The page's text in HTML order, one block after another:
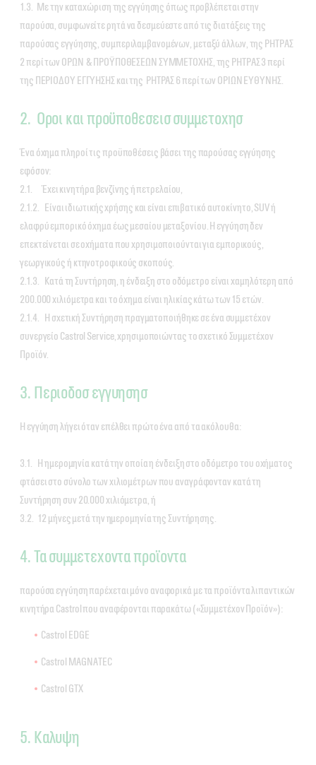
1.3. Με την καταχώριση της εγγύησης όπως προβλέπεται στην
παρούσα, συμφωνείτε ρητά να δεσμεύεστε από τις διατάξεις της
παρούσας εγγύησης, συμπεριλαμβανομένων, μεταξύ άλλων, της ΡΗΤΡΑΣ
2 περί των ΟΡΩΝ & ΠΡΟΫΠΟΘΕΣΕΩΝ ΣΥΜΜΕΤΟΧΗΣ, της ΡΗΤΡΑΣ 3 περί
της ΠΕΡΙΟΔΟΥ ΕΓΓΥΗΣΗΣ και της ΡΗΤΡΑΣ 6 περί των ΟΡΙΩΝ ΕΥΘΥΝΗΣ.
2. Οροι και προϋποθεσεισ συμμετοχησ
Ένα όχημα πληροί τις προϋποθέσεις βάσει της παρούσας εγγύησης
εφόσον:
2.1. Έχει κινητήρα βενζίνης ή πετρελαίου,
2.1.2. Είναι ιδιωτικής χρήσης και είναι επιβατικό αυτοκίνητο, SUV ή
ελαφρύ εμπορικό όχημα έως μεσαίου μεταξονίου. Η εγγύηση δεν
επεκτείνεται σε οχήματα που χρησιμοποιούνται για εμπορικούς,
γεωργικούς ή κτηνοτροφικούς σκοπούς.
2.1.3. Κατά τη Συντήρηση, η ένδειξη στο οδόμετρο είναι χαμηλότερη από
200.000 χιλιόμετρα και το όχημα είναι ηλικίας κάτω των 15 ετών.
2.1.4. Η σχετική Συντήρηση πραγματοποιήθηκε σε ένα συμμετέχον
συνεργείο Castrol Service, χρησιμοποιώντας το σχετικό Συμμετέχον
Προϊόν.
3. Περιοδοσ εγγυησησ
Η εγγύηση λήγει όταν επέλθει πρώτο ένα από τα ακόλουθα:
3.1. Η ημερομηνία κατά την οποία η ένδειξη στο οδόμετρο του οχήματος
φτάσει στο σύνολο των χιλιομέτρων που αναγράφονταν κατά τη
Συντήρηση συν 20.000 χιλιόμετρα, ή
3.2. 12 μήνες μετά την ημερομηνία της Συντήρησης.
4. Τα συμμετεχοντα προϊοντα
παρούσα εγγύηση παρέχεται μόνο αναφορικά με τα προϊόντα λιπαντικών
κινητήρα Castrol που αναφέρονται παρακάτω («Συμμετέχον Προϊόν»):
Castrol EDGE
Castrol MAGNATEC
Castrol GTX
5. Καλυψη